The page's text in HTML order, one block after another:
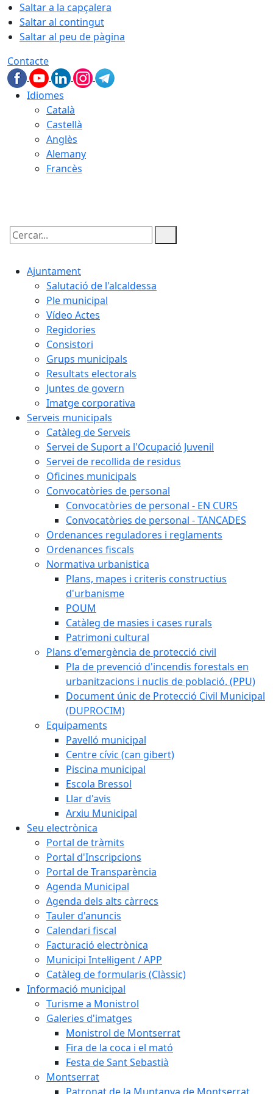
Saltar a la capçalera
Saltar al contingut
Saltar al peu de pàgina
Contacte
Idiomes
Català
Castellà
Anglès
Alemany
Francès
Cercar:
Ajuntament
Salutació de l'alcaldessa
Ple municipal
Vídeo Actes
Regidories
Consistori
Grups municipals
Resultats electorals
Juntes de govern
Imatge corporativa
Serveis municipals
Catàleg de Serveis
Servei de Suport a l'Ocupació Juvenil
Servei de recollida de residus
Oficines municipals
Convocatòries de personal
Convocatòries de personal - EN CURS
Convocatòries de personal - TANCADES
Ordenances reguladores i reglaments
Ordenances fiscals
Normativa urbanistica
Plans, mapes i criteris constructius
d'urbanisme
POUM
Catàleg de masies i cases rurals
Patrimoni cultural
Plans d'emergència de protecció civil
Pla de prevenció d'incendis forestals en
urbanitzacions i nuclis de població. (PPU)
Document únic de Protecció Civil Municipal
(DUPROCIM)
Equipaments
Pavelló municipal
Centre cívic (can gibert)
Piscina municipal
Escola Bressol
Llar d'avis
Arxiu Municipal
Seu electrònica
Portal de tràmits
Portal d'Inscripcions
Portal de Transparència
Agenda Municipal
Agenda dels alts càrrecs
Tauler d'anuncis
Calendari fiscal
Facturació electrònica
Municipi Intel·ligent / APP
Catàleg de formularis (Clàssic)
Informació municipal
Turisme a Monistrol
Galeries d'imatges
Monistrol de Montserrat
Fira de la coca i el mató
Festa de Sant Sebastià
Montserrat